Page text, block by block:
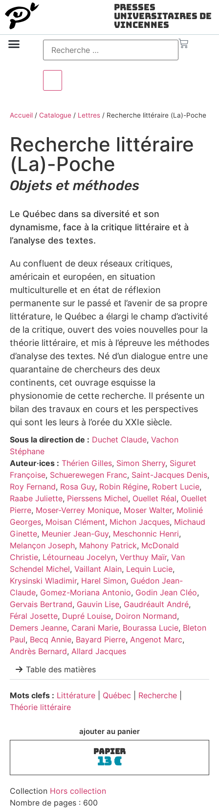
Presses
Universitaires de
Vincennes
Accueil / Catalogue / Lettres / Recherche littéraire (La)-Poche
ajouter au panier
PAPIER
13€
Collection Hors collection
Nombre de pages : 600
Recherche littéraire
(La)-Poche
Objets et méthodes
Le Québec dans sa diversité et son
dynamisme, face à la critique littéraire et à
l’analyse des textes.
Au confluent de deux réseaux critiques,
américain et européen, en situation
multiculturelle et en état de réflexion
permanente sur le passé et l’avenir de sa propre
littérature, le Québec a élargi le champ d’activité
de la critique, ouvert des voies nouvelles pour la
théorie littéraire, et mis à l’épreuve les méthodes
d’analyse des textes. Né d’un dialogue entre une
quarantaine de chercheurs des deux
continents, cet ouvrage esquisse la
physionomie de cette recherche. Il présente un
bilan des travaux en cours et les perspectives
qui sont les leurs à l’orée du XXIe siècle.
Sous la direction de : Duchet Claude, Vachon
Stéphane
Auteur·ices : Thérien Gilles, Simon Sherry, Siguret
Françoise, Schuerewegen Franc, Saint-Jacques Denis,
Roy Fernand, Rosa Guy, Robin Régine, Robert Lucie,
Raabe Juliette, Pierssens Michel, Ouellet Réal, Ouellet
Pierre, Moser-Verrey Monique, Moser Walter, Molinié
Georges, Moisan Clément, Michon Jacques, Michaud
Ginette, Meunier Jean-Guy, Meschonnic Henri,
Melançon Joseph, Mahony Patrick, McDonald
Christie, Létourneau Jocelyn, Verthuy Maïr, Van
Schendel Michel, Vaillant Alain, Lequin Lucie,
Krysinski Wladimir, Harel Simon, Guédon Jean-
Claude, Gomez-Moriana Antonio, Godin Jean Cléo,
Gervais Bertrand, Gauvin Lise, Gaudréault André,
Féral Josette, Dupré Louise, Doiron Normand,
Demers Jeanne, Carani Marie, Bourassa Lucie, Bleton
Paul, Becq Annie, Bayard Pierre, Angenot Marc,
Andrès Bernard, Allard Jacques
Table des matières
Mots clefs : Littérature Québec Recherche
Théorie littéraire